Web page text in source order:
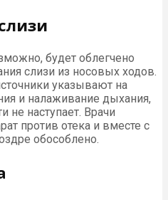
будет облегчено
слизи из носовых ходов.
указывают на
и налаживание дыхания,
не наступает. Врачи
против отека и вместе с
обособлено.